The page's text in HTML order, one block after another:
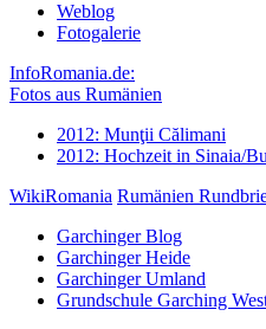
Weblog
Fotogalerie
InfoRomania.de:
Fotos aus Rumänien
2012: Munţii Călimani
2012: Hochzeit in Sinaia/
WikiRomania Rumänien
Garchinger Blog
Garchinger Heide
Garchinger Umland
Grundschule Garching